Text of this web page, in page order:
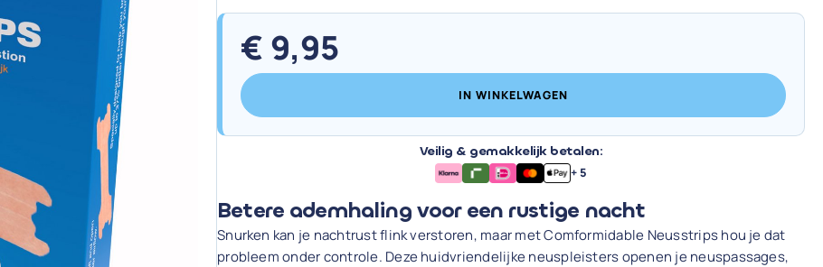
€ 9,95
IN WINKELWAGEN
Veilig & gemakkelijk betalen:
+ 5
Betere ademhaling voor een rustige nacht
Snurken kan je nachtrust flink verstoren, maar met Comformidable Neusstrips hou je dat
probleem onder controle. Deze huidvriendelijke neuspleisters openen je neuspassages,